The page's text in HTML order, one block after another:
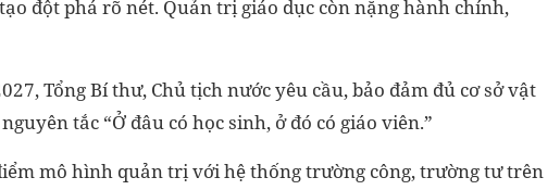
đột phá rõ nét. Quản trị giáo dục còn nặng hành chính,
Tổng Bí thư, Chủ tịch nước yêu cầu, bảo đảm đủ cơ sở vật
tắc “Ở đâu có học sinh, ở đó có giáo viên.”
mô hình quản trị với hệ thống trường công, trường tư trên